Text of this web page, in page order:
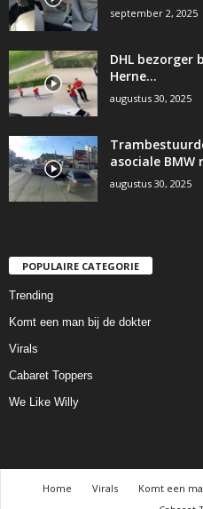
september 2, 2025
DHL bezorger
Herne…
augustus 30, 2025
asociale BMW
augustus 30, 2025
POPULAIRE CATEGORIE
Trending
Komt een man bij de dokter
Virals
Cabaret Toppers
We Like Willy
Home Virals Komt een